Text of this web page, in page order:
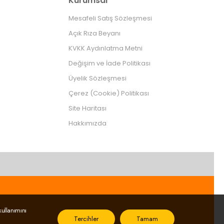
Mesafeli Satış Sözleşmesi
Açık Rıza Beyanı
KVKK Aydınlatma Metni
Değişim ve İade Politikası
Üyelik Sözleşmesi
Çerez (Cookie) Politikası
Site Haritası
Hakkımızda
Tercihler Tamam